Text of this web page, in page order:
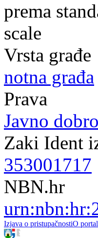
prema
scale
Vrsta građe
notna građa
Prava
Javno dobro
Zaki Ident
353001717
NBN.hr
Izjava o pristupačnostiO